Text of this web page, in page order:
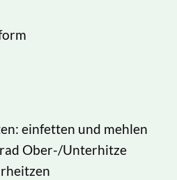
einfetten und mehlen
Ober-/Unterhitze